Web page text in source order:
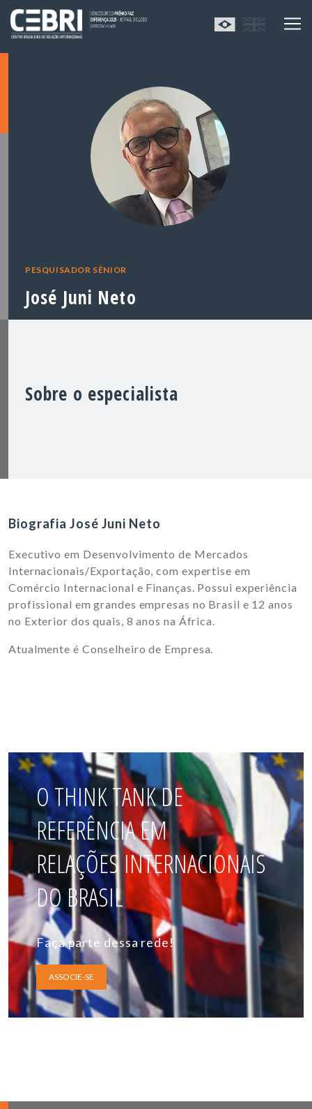
PESQUISADOR SÊNIOR
José Juni Neto
Sobre o especialista
Biografia José Juni Neto
Executivo em Desenvolvimento de Mercados
Internacionais/Exportação, com expertise em
Comércio Internacional e Finanças. Possui experiência
profissional em grandes empresas no Brasil e 12 anos
no Exterior dos quais, 8 anos na África.
Atualmente é Conselheiro de Empresa.
O THINK TANK DE
REFERÊNCIA EM
RELAÇÕES INTERNACIONAIS
DO BRASIL
Faça parte dessa rede!
ASSOCIE-SE